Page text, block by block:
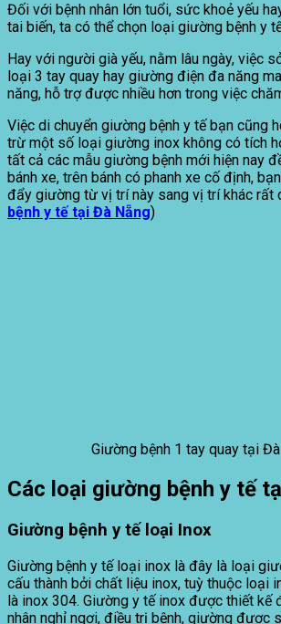
Đối với bệnh nhân lớn tuổi, sức khoẻ yếu
tai biến, ta có thể chọn loại giường bệnh y
Hay với người già yếu, nằm lâu ngày, việc
loại 3 tay quay hay giường điện đa năng
năng, hỗ trợ được nhiều hơn trong việc
Việc di chuyển giường bệnh y tế bạn cũng
trừ một số loại giường inox không có tích
tất cả các mẫu giường bệnh mới hiện nay
bánh xe, trên bánh có phanh xe cố định,
đẩy giường từ vị trí này sang vị trí khác rất
bệnh y tế tại Đà Nẵng)
Giường bệnh 1 tay quay tại
Các loại giường bệnh y tế
Giường bệnh y tế loại Inox
Giường bệnh y tế loại inox là đây là loại
cấu thành bởi chất liệu inox, tuỳ thuộc loại
là inox 304. Giường y tế inox được thiết kế
nhân nghỉ ngơi, điều trị bệnh, giường được